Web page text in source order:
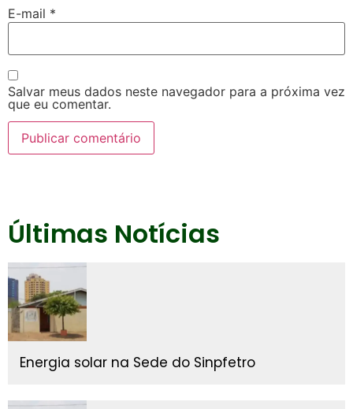
E-mail *
Salvar meus dados neste navegador para a próxima vez
que eu comentar.
Últimas Notícias
Energia solar na Sede do Sinpfetro